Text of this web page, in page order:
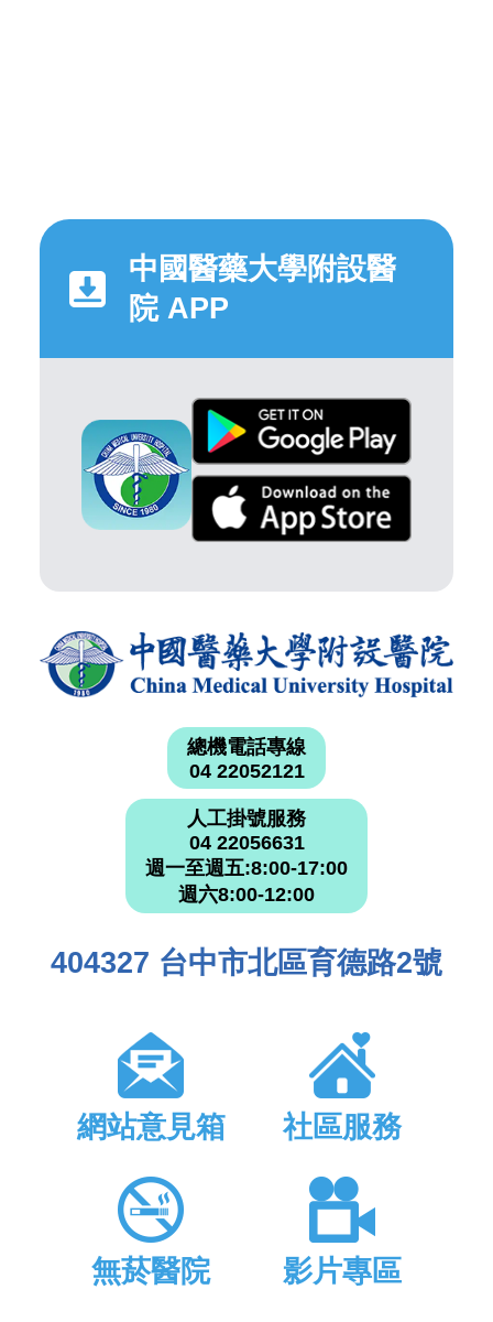
中國醫藥大學附設醫
院 APP
總機電話專線
04 22052121
人工掛號服務
04 22056631
週一至週五:8:00-17:00
週六8:00-12:00
404327 台中市北區育德路2號
網站意見箱 社區服務
無菸醫院 影片專區